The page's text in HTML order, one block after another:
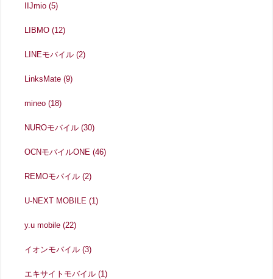
IIJmio(5)
LIBMO(12)
LINEモバイル(2)
LinksMate(9)
mineo(18)
NUROモバイル(30)
OCNモバイルONE(46)
REMOモバイル(2)
U-NEXT MOBILE(1)
y.u mobile(22)
イオンモバイル(3)
エキサイトモバイル(1)